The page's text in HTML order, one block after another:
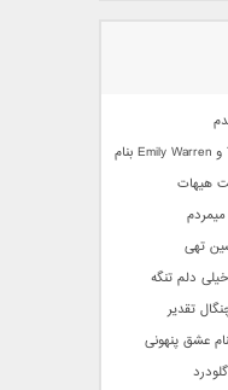
هیهات
تهی
تقدیر
عشق پنهونی